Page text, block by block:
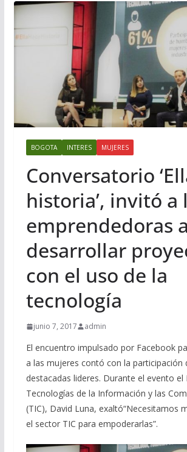
BOGOTA INTERES MUJERES
Conversatorio
historia’, invitó a
emprendedoras a
desarrollar
con el uso de la
tecnología
junio 7, 2017 admin
El encuentro impulsado por Facebook
a las mujeres contó con la participación
destacadas lideres. Durante el evento el
Tecnologías de la Información y las
(TIC), David Luna, exaltó“Necesitamos
el sector TIC para empoderarlas”.